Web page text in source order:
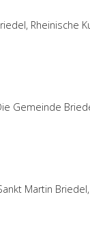
Rheinische
Gemeinde
Martin